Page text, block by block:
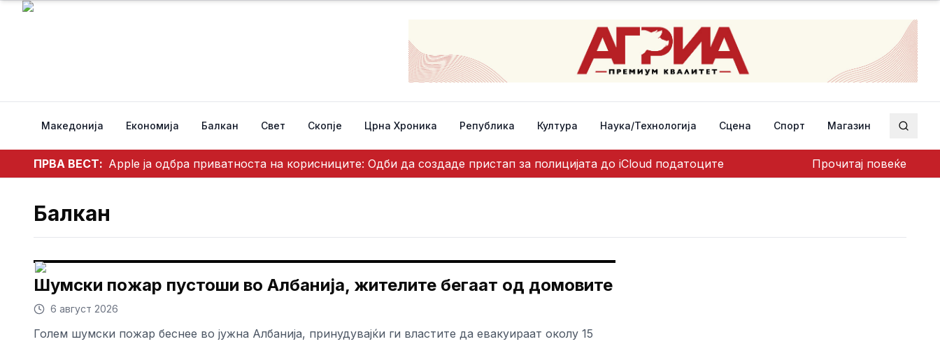
Македонија Економија Балкан Свет Скопје Црна Хроника Република Култура Наука/Технологија Сцена Спорт Магазин
ПРВА ВЕСТ: Apple ја одбра приватноста на корисниците: Одби да создаде пристап за полицијата до iCloud податоците Прочитај повеќе
Балкан
Шумски пожар пустоши во Албанија, жителите бегаат од домовите
6 август 2026
Голем шумски пожар беснее во јужна Албанија, принудувајќи ги властите да евакуираат околу 15